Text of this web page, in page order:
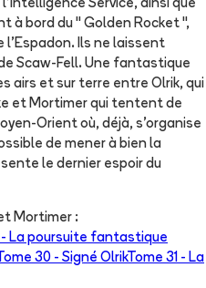
Service, ainsi que
à bord du " Golden Rocket ",
l'Espadon. Ils ne laissent
Scaw-Fell. Une fantastique
airs et sur terre entre Olrik, qui
et Mortimer qui tentent de
Orient où, déjà, s'organise
de mener à bien la
le dernier espoir du
Mortimer :
La poursuite fantastique
30 - Signé OlrikTome 31 - La